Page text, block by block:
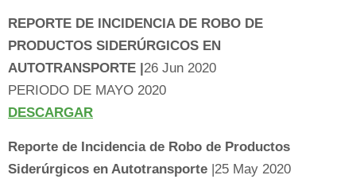
REPORTE DE INCIDENCIA DE ROBO DE
PRODUCTOS SIDERÚRGICOS EN
AUTOTRANSPORTE |26 Jun 2020
PERIODO DE MAYO 2020
DESCARGAR
Reporte de Incidencia de Robo de Productos
Siderúrgicos en Autotransporte |25 May 2020